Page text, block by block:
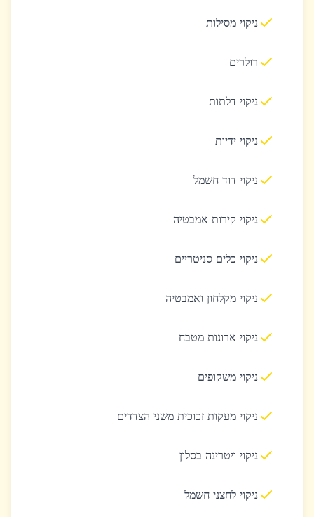
ניקוי מסילות
רולרים
ניקוי דלתות
ניקוי ידיות
ניקוי דוד חשמל
ניקוי קירות אמבטיה
ניקוי כלים סניטריים
ניקוי מקלחון ואמבטיה
ניקוי ארונות מטבח
ניקוי משקופים
ניקוי מעקות זכוכית משני הצדדים
ניקוי ויטרינה בסלון
ניקוי לחצני חשמל